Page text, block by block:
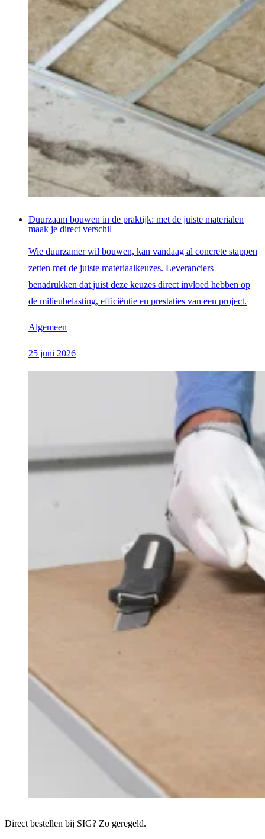
Duurzaam bouwen in de praktijk: met de juiste materialen
maak je direct verschil
Wie duurzamer wil bouwen, kan vandaag al concrete stappen
zetten met de juiste materiaalkeuzes. Leveranciers
benadrukken dat juist deze keuzes direct invloed hebben op
de milieubelasting, efficiëntie en prestaties van een project.
Algemeen
25 juni 2026
Direct bestellen bij SIG? Zo geregeld.